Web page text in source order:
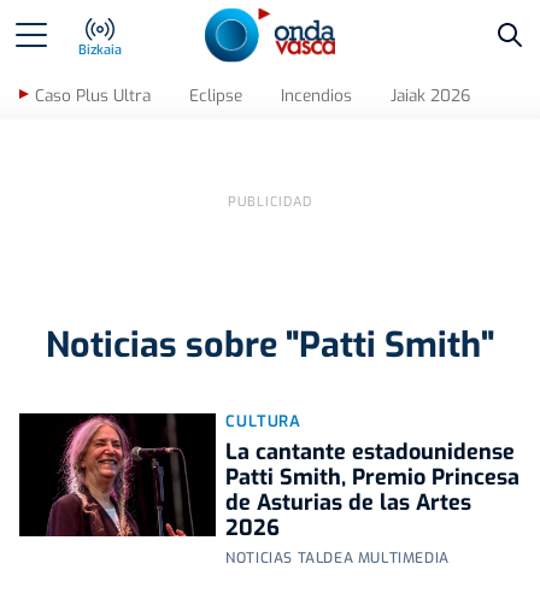
Bizkaia
Caso Plus Ultra Eclipse Incendios Jaiak 2026
Noticias sobre "Patti Smith"
CULTURA
La cantante estadounidense
Patti Smith, Premio Princesa
de Asturias de las Artes
2026
NOTICIAS TALDEA MULTIMEDIA